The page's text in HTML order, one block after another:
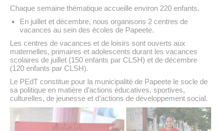
Chaque semaine thématique accueille environ 220 enfants.
En juillet et décembre, nous organisons 2 centres de
vacances au sein des écoles de Papeete.
Les centres de vacances et de loisirs sont ouverts aux
maternelles, primaires et adolescents durant les vacances
scolaires de juillet (150 enfants par CLSH) et de décembre
(120 enfants par CLSH).
Le PEdT constitue pour la municipalité de Papeete le socle de
sa politique en matière d’actions éducatives, sportives,
culturelles, de jeunesse et d’actions de développement social.